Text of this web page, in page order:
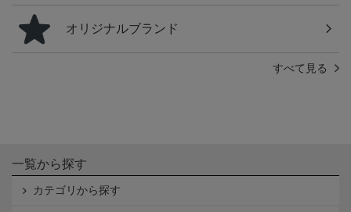
オリジナルブランド
すべて見る
一覧から探す
カテゴリから探す